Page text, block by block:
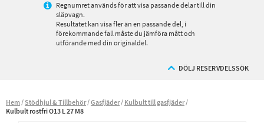
Regnumret används för att visa passande delar till din
släpvagn.
Resultatet kan visa fler än en passande del, i
förekommande fall måste du jämföra mått och
utförande med din originaldel.
DÖLJ RESERVDELSSÖK
Hem Stödhjul & Tillbehör Gasfjäder Kulbult till gasfjäder
Kulbult rostfri O13 L 27 M8